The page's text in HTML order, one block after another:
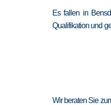
Es fallen in
Qualifikation und
Wir beraten Sie